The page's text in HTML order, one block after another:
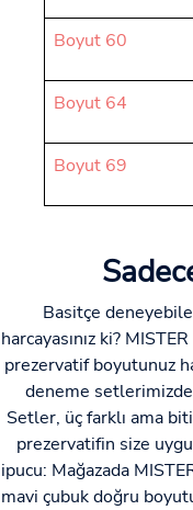
Boyut 60
Boyut 64
Boyut 69
Basitçe
harcayasınız ki?
prezervatif boyutunuz
deneme
Setler, üç farklı ama
prezervatifin size
ipucu: Mağazada
mavi çubuk doğru